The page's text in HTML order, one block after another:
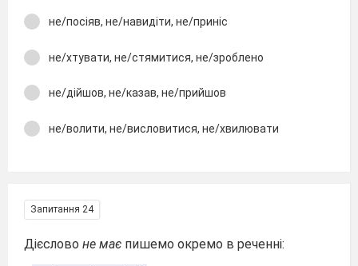
не/посіяв, не/навидіти, не/приніс
не/хтувати, не/стямитися, не/зроблено
не/дійшов, не/казав, не/прийшов
не/волити, не/висловитися, не/хвилювати
Запитання 24
Дієслово не має пишемо окремо в реченні: